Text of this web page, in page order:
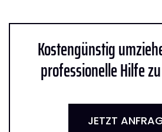
Kostengünstig
professionelle Hilfe
JETZT